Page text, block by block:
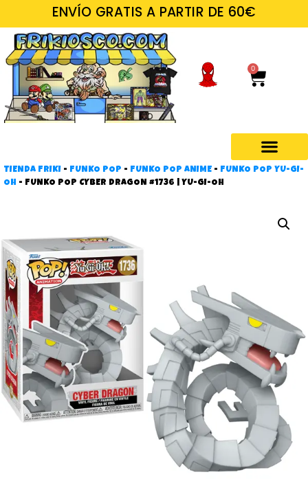
ENVÍO GRATIS A PARTIR DE 60€
0
TIENDA FRIKI - FUNKO POP - FUNKO POP ANIME - FUNKO POP YU-GI-
OH - FUNKO POP CYBER DRAGON #1736 | YU-GI-OH